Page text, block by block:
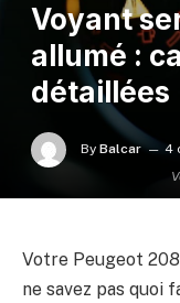
Voyant
allumé :
détaillées
By Balcar 4
Votre Peugeot
ne savez pas quoi